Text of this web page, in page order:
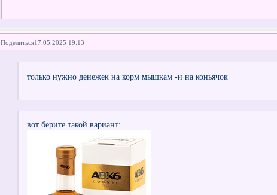
Поделиться17.05.2025 19:13
только нужно денежек на корм мышкам -и на коньячок
вот берите такой вариант: